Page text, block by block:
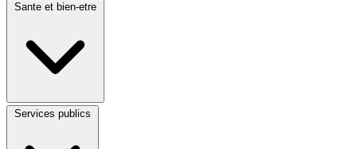
Sante et bien-etre
Services publics